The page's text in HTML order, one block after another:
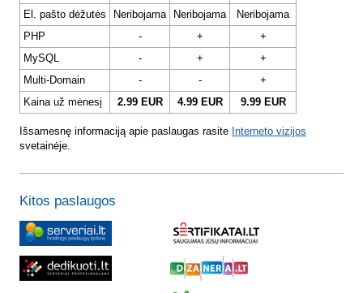
El. pašto dėžutės
Neribojama Neribojama
Neribojama
PHP
- +
+
MySQL
- +
+
Multi-Domain
- -
+
Kaina už mėnesį
2.99 EUR 4.99 EUR 9.99 EUR
Išsamesnę informaciją apie paslaugas rasite Interneto vizijos
svetainėje.
Kitos paslaugos